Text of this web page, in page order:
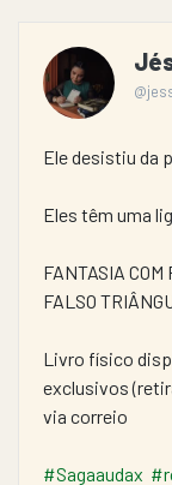
Ele desistiu da
Eles têm uma
FANTASIA COM
FALSO
Livro físico
exclusivos
via correio
#Sagaaudax